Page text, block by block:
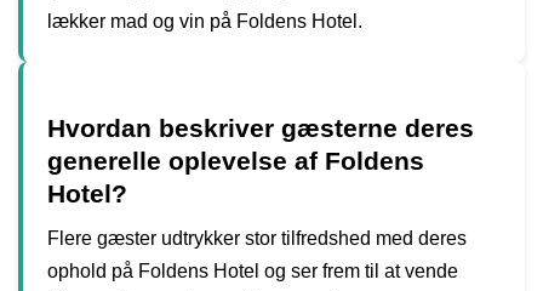
lækker mad og vin på Foldens Hotel.
Hvordan beskriver gæsterne deres
generelle oplevelse af Foldens
Hotel?
Flere gæster udtrykker stor tilfredshed med deres
ophold på Foldens Hotel og ser frem til at vende